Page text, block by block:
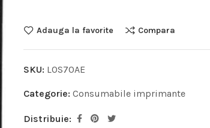
Adauga la favorite Compara
SKU: L0S70AE
Categorie: Consumabile imprimante
Distribuie: